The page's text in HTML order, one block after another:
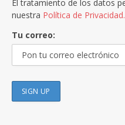
El tratamiento de los datos
nuestra Política de Privacidad.
Tu correo: